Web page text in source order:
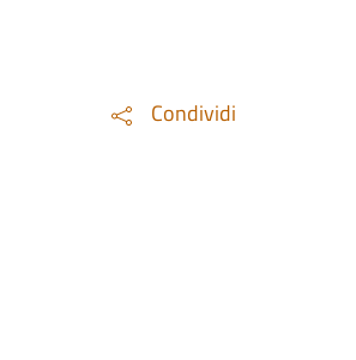
Condividi